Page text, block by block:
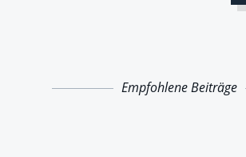
Empfohlene Beiträge